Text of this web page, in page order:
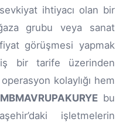
ihtiyacı olan bir
grubu veya sanat
görüşmesi yapmak
bir tarife üzerinden
kolaylığı hem
MBMAVRUPAKURYE bu
işletmelerin